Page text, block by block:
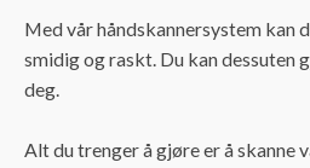
Med vår håndskannersystem kan
smidig og raskt. Du kan dessuten
deg.
Alt du trenger å gjøre er å skanne